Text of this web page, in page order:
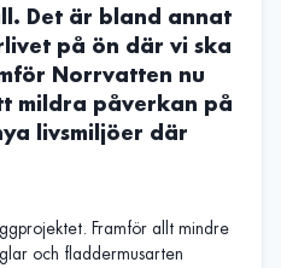
Det är bland annat
på ön där vi ska
Norrvatten nu
mildra påverkan på
livsmiljöer där
Framför allt mindre
och fladdermusarten